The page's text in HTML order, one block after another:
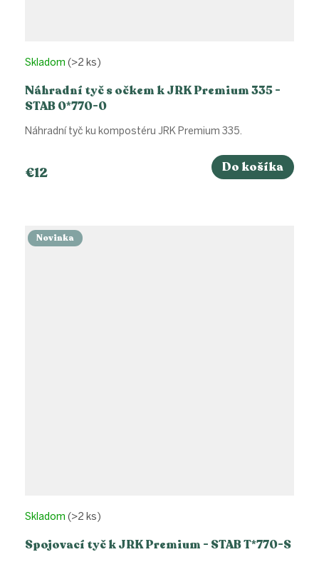
Náhradní tyč s očkem k JRK Premium 335 -
STAB 0*770-0
Skladom (>2 ks)
€12 Do košíka
Náhradní tyč ku kompostéru JRK Premium 335.
Novinka
Spojovací tyč k JRK Premium - STAB T*770-S
Skladom (>2 ks)